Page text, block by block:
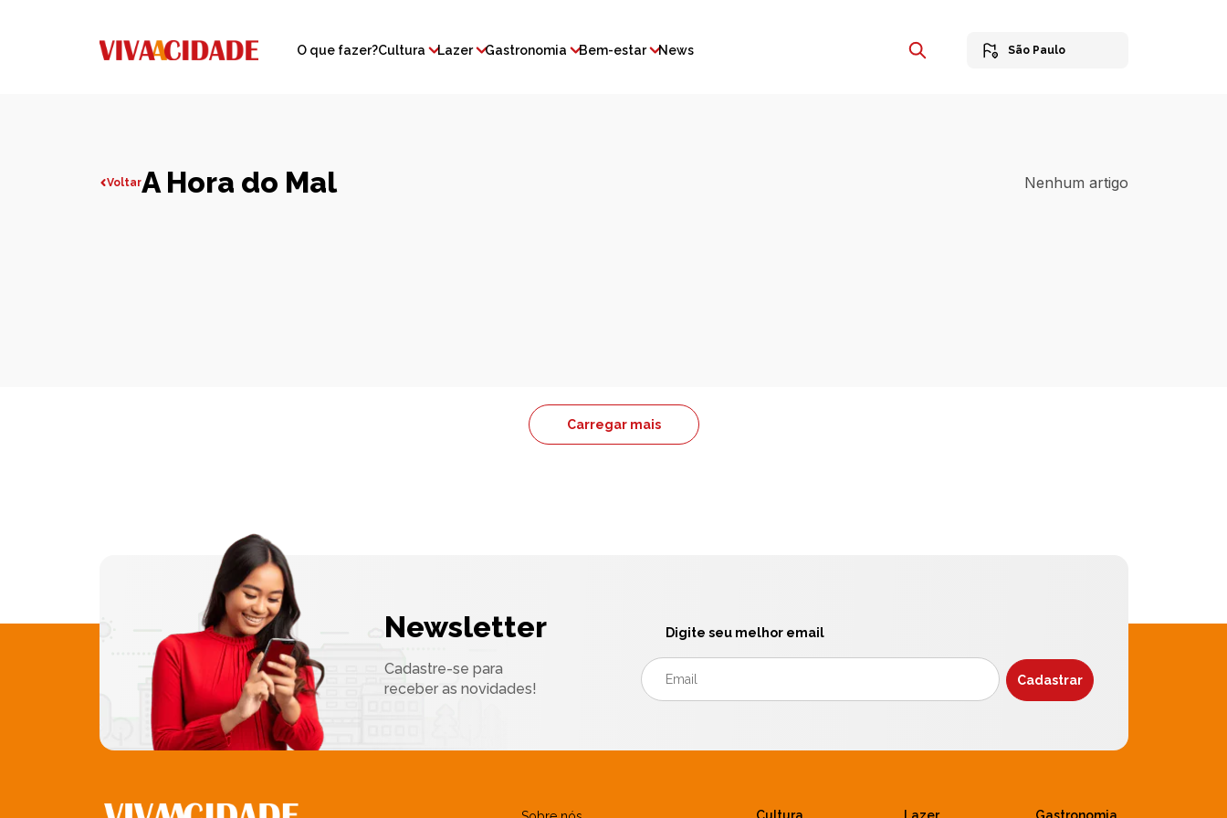
O que fazer?Cultura Lazer Gastronomia Bem-estar News São Paulo
VoltarA Hora do Mal Nenhum artigo
Carregar mais
Newsletter
Cadastre-se para
receber as novidades!
Digite seu melhor email